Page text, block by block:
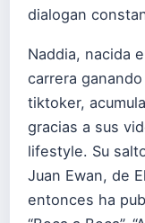
dialogan
Naddia, nacida
carrera
tiktoker,
gracias a sus
lifestyle. Su
Juan Ewan, de
entonces ha